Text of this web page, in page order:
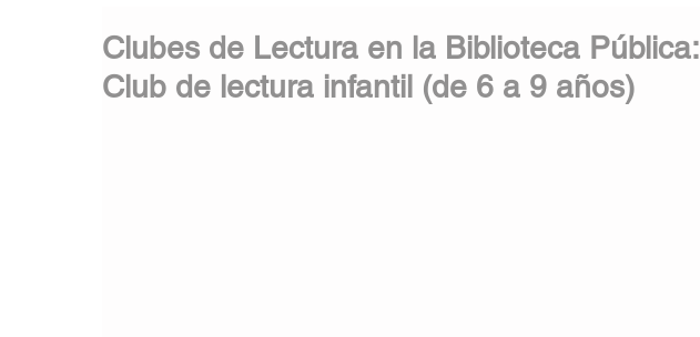
Clubes de Lectura en la Biblioteca Pública:
Club de lectura infantil (de 6 a 9 años)